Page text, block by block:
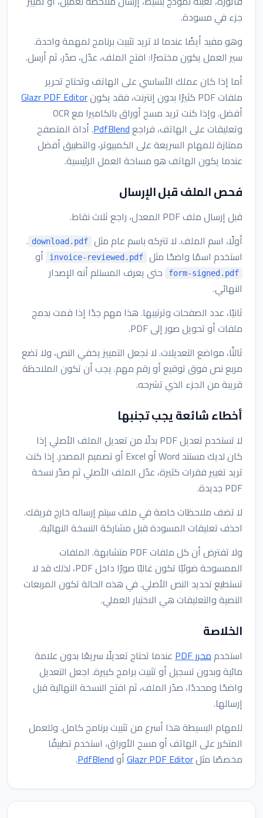
جزء في مسودة.
وهو مفيد أيضًا عندما لا تريد تثبيت برنامج لمهمة واحدة.
سير العمل يكون مختصرًا: افتح الملف، عدّل، صدّر، ثم أرسل.
أما إذا كان عملك الأساسي على الهاتف وتحتاج تحرير
ملفات PDF كثيرًا بدون إنترنت، فقد يكون
Glazr PDF Editor
أفضل. وإذا كنت تريد مسح أوراق بالكاميرا مع OCR
وتعليقات على الهاتف، فراجعPdfBlend. أداة المتصفح
ممتازة للمهام السريعة على الكمبيوتر، والتطبيق أفضل
عندما يكون الهاتف هو مساحة العمل الرئيسية.
فحص الملف قبل الإرسال
قبل إرسال ملف PDF المعدل، راجع ثلاث نقاط.
أولًا، اسم الملف. لا تتركه باسم عام مثل
download.pdf
.
استخدم اسمًا واضحًا مثل
invoice-reviewed.pdf أو
form-signed.pdf
حتى يعرف المستلم أنه الإصدار
النهائي.
ثانيًا، عدد الصفحات وترتيبها. هذا مهم جدًا إذا قمت بدمج
ملفات أو تحويل صور إلى PDF.
ثالثًا، مواضع التعديلات. لا تجعل التمييز يخفي النص، ولا تضع
مربع نص فوق توقيع أو رقم مهم. يجب أن تكون الملاحظة
قريبة من الجزء الذي تشرحه.
أخطاء شائعة يجب تجنبها
لا تستخدم تعديل PDF بدلًا من تعديل الملف الأصلي إذا
كان لديك مستند Word أو Excel أو تصميم المصدر. إذا كنت
تريد تغيير فقرات كثيرة، عدّل الملف الأصلي ثم صدّر نسخة
PDF جديدة.
لا تضف ملاحظات خاصة في ملف سيتم إرساله خارج فريقك.
احذف تعليقات المسودة قبل مشاركة النسخة النهائية.
ولا تفترض أن كل ملفات PDF متشابهة. الملفات
الممسوحة ضوئيًا تكون غالبًا صورًا داخل PDF، لذلك قد لا
تستطيع تحديد النص الأصلي. في هذه الحالة تكون المربعات
النصية والتعليقات هي الاختيار العملي.
الخلاصة
استخدممحرر PDF
عندما تحتاج تعديلًا سريعًا بدون علامة
مائية وبدون تسجيل أو تثبيت برامج كبيرة. اجعل التعديل
واضحًا ومحددًا، صدّر الملف، ثم افتح النسخة النهائية قبل
إرسالها.
للمهام البسيطة هذا أسرع من تثبيت برنامج كامل. وللعمل
المتكرر على الهاتف أو مسح الأوراق، استخدم تطبيقًا
مخصصًا مثلGlazr PDF EditorأوPdfBlend
.